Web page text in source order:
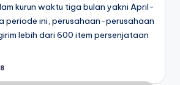
kurun waktu tiga bulan yakni April-
periode ini, perusahaan-perusahaan
lebih dari 600 item persenjataan